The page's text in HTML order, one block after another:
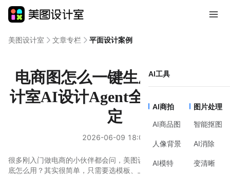
AI工具
AI商拍
AI商品图
人像背景
AI模特
图片处理
智能抠图
AI消除
变清晰
美图设计室 文章专栏 平面设计案例
电商图怎么一键生成？美图设
计室AI设计Agent全流程教你搞
定
2026-06-09 18:05
很多刚入门做电商的小伙伴都会问，美图设计室AI设计Agent生图到
底怎么用？其实很简单，只需要选模板、上传图片，再点击生成，